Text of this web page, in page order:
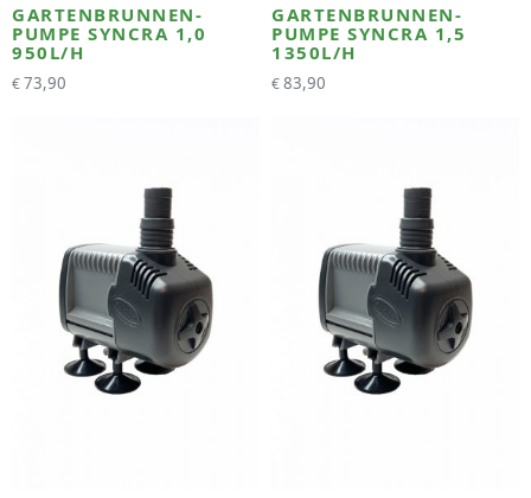
GARTENBRUNNEN-
PUMPE SYNCRA 1,0
950L/H
€73,90
GARTENBRUNNEN-
PUMPE SYNCRA 1,5
1350L/H
€83,90